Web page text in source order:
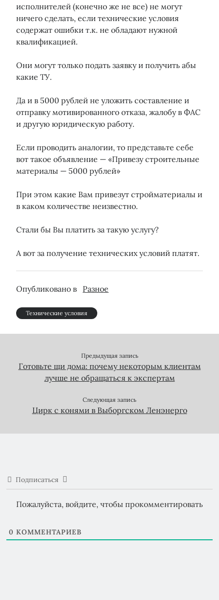
исполнителей (конечно же не все) не могут
ничего сделать, если технические условия
содержат ошибки т.к. не обладают нужной
квалификацией.
Они могут только подать заявку и получить абы
какие ТУ.
Да и в 5000 рублей не уложить составление и
отправку мотивированного отказа, жалобу в ФАС
и другую юридическую работу.
Если проводить аналогии, то представьте себе
вот такое объявление — «Привезу строительные
материалы — 5000 рублей»
При этом какие Вам привезут стройматериалы и
в каком количестве неизвестно.
Стали бы Вы платить за такую услугу?
А вот за получение технических условий платят.
Опубликовано в Разное
Технические условия
Предыдущая запись
Готовьте щи дома: почему некоторым клиентам
лучше не обращаться к экспертам
Следующая запись
Цирк с конями в Выборгском Ленэнерго
Подписаться
Пожалуйста, войдите, чтобы прокомментировать
0 КОММЕНТАРИЕВ